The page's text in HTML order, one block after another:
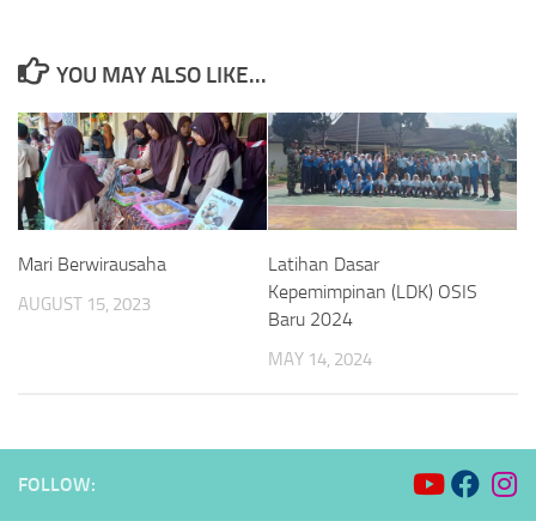
YOU MAY ALSO LIKE...
Mari Berwirausaha
AUGUST 15, 2023
Latihan Dasar
Kepemimpinan (LDK) OSIS
Baru 2024
MAY 14, 2024
FOLLOW: